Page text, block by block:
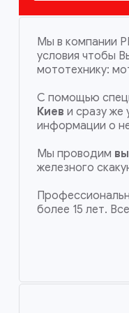
Мы в компании
условия чтобы
мототехнику:
С помощью
Киев и сразу же
информации о
Мы проводим
железного
более 15 лет.